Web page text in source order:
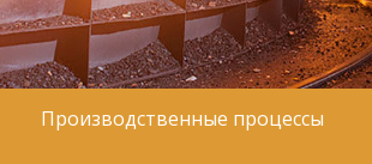
Производственные процессы